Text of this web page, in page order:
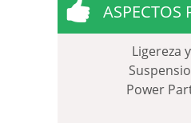
ASPECTOS
Ligereza
Power